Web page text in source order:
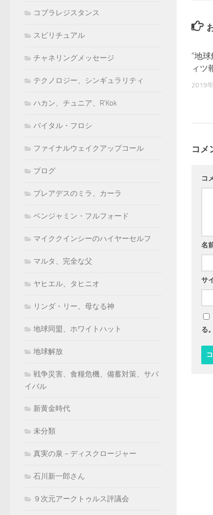
”地
ィツ
2019
コメ
コ
名
サ
る。
コブラレジスタンス
スピリチュアル
チャネリングメッセージ
テクノロジー、シンギュラリティ
ハカン、チュニア、R'Kok
バイタル・フロシ
ファイナルウェイクアップコール
ブログ
プレアデスのミラ、カーラ
ベンジャミン・フルフォード
マイククインシーのハイヤーセルフ
マルタ、完全な父
ヤヒエル、タヒニオ
リンダ・リー、母なる神
地球同盟、ホワイトハット
地球解放
戦争災害、食糧危機、備蓄対策、サバ
イバル
新黄金時代
未分類
真実の泉－ディスクロージャー
石川新一郎さん
９次元アークトゥルス評議会